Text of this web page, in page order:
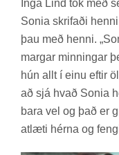
Inga Lind tók með
Sonia skrif­aði
þau með henni.
marg­ar minn­ing­ar
hún allt í einu eft­ir
að sjá hvað Sonia
bara vel og það er
at­læti hérna og